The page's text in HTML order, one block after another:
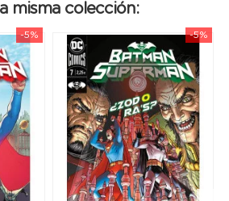
misma colección:
-5% -5%